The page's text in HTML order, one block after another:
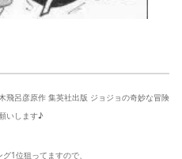
飛呂彦原作 集英社出版 ジョジョの奇妙な冒険
いします♪
1位狙ってますので、